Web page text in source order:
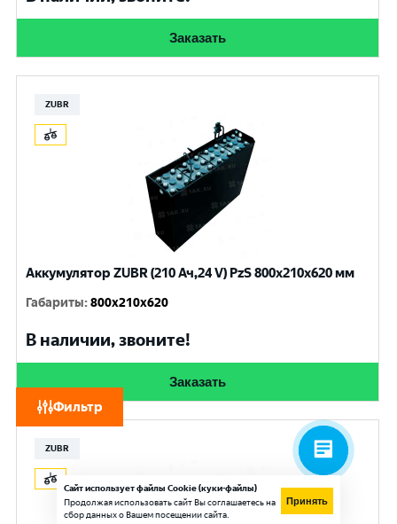
Фильтр
Заказать
ZUBR
Аккумулятор ZUBR (210 Ач,24 V) PzS 800x210x620 мм
Габариты:800x210x620
В наличии, звоните!
Заказать
ZUBR
Сайт использует файлы Cookie (куки-файлы)
Продолжая использовать сайт Вы соглашаетесь на
сбор данных о Вашем посещении сайта.
Принять